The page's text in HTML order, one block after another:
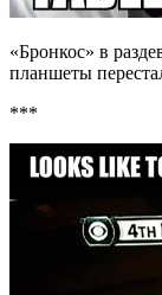
«Бронкос» в
планшеты
***